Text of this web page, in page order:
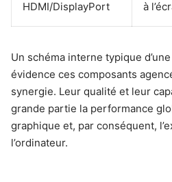
HDMI/DisplayPort
à
Un schéma interne typique
évidence ces composants
synergie. Leur qualité et leur
grande partie la performance
graphique et, par conséquent,
l’ordinateur.